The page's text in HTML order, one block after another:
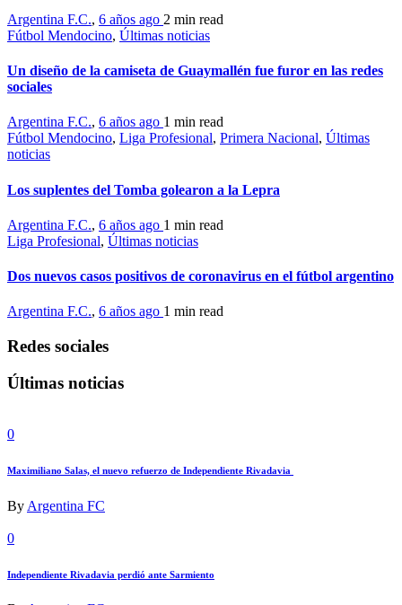
Argentina F.C., 6 años ago 2 min read
Fútbol Mendocino, Últimas noticias
Un diseño de la camiseta de Guaymallén fue furor en las redes
sociales
Argentina F.C., 6 años ago 1 min read
Fútbol Mendocino, Liga Profesional, Primera Nacional, Últimas
noticias
Los suplentes del Tomba golearon a la Lepra
Argentina F.C., 6 años ago 1 min read
Liga Profesional, Últimas noticias
Dos nuevos casos positivos de coronavirus en el fútbol argentino
Argentina F.C., 6 años ago 1 min read
Redes sociales
Últimas noticias
0
Maximiliano Salas, el nuevo refuerzo de Independiente Rivadavia
By Argentina FC
0
Independiente Rivadavia perdió ante Sarmiento